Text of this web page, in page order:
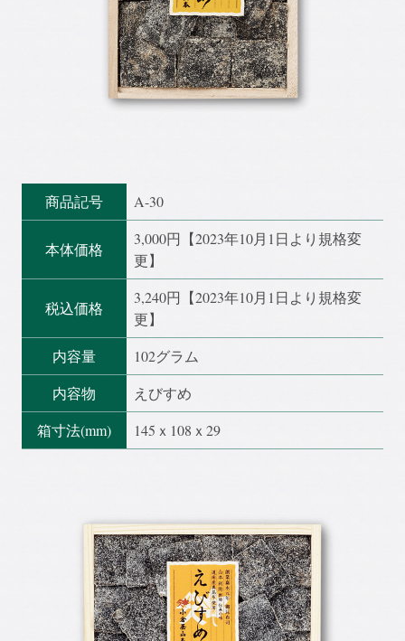
商品記号 A-30
本体価格
3,000円【2023年10月1日より規格変
更】
税込価格
3,240円【2023年10月1日より規格変
更】
内容量
102グラム
内容物
えびすめ
箱寸法(mm)
145ｘ108ｘ29